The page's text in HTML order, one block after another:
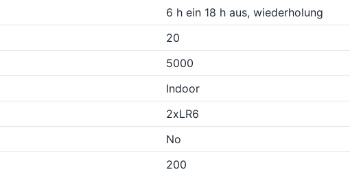
6 h ein 18 h aus, wiederholung
20
5000
Indoor
2xLR6
No
200